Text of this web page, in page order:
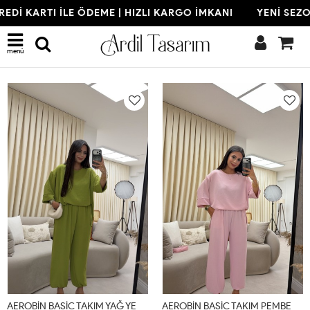
İLE ÖDEME | HIZLI KARGO İMKANI YENİ SEZON |
menü Son Eklenenler
A
EROBİN BASİC TAKIM YAĞ YEŞİLİ (22 AĞUSTOS KARGO ÇIKIŞI) Yağ Yeşili A
EROBİN BASİC TAKIM PEMBE (22 AĞUSTOS KARGO ÇIKIŞI) Pudra